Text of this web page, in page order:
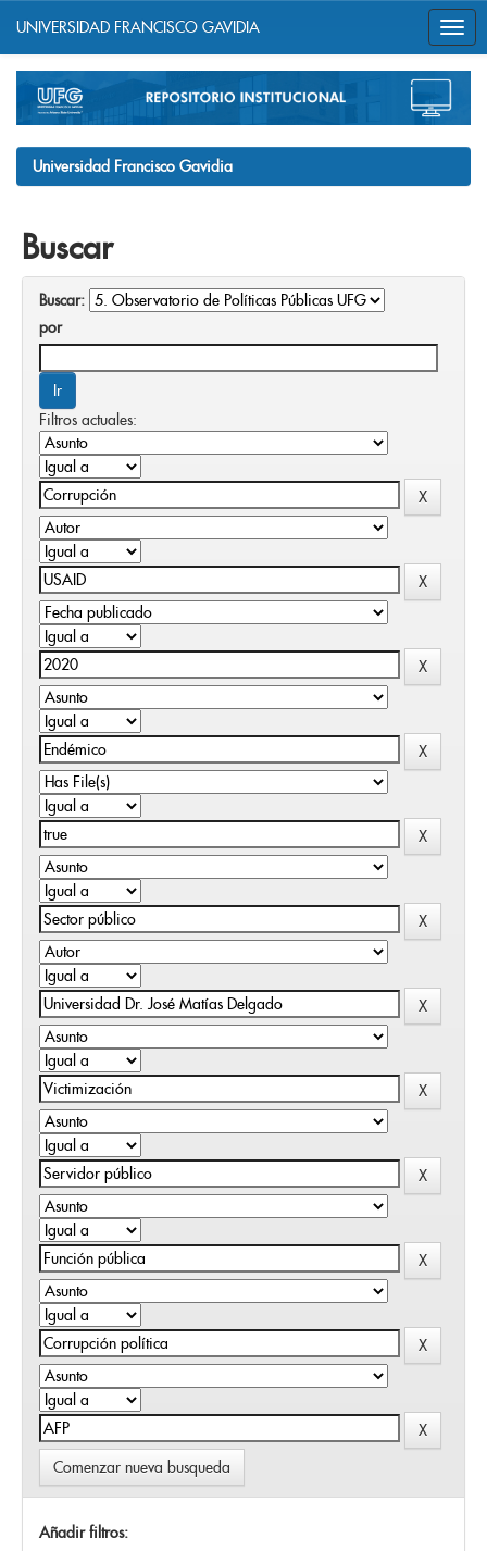
navigation
UNIVERSIDAD FRANCISCO GAVIDIA
Universidad Francisco Gavidia
Buscar
Buscar:
por
Filtros actuales:
Comenzar nueva busqueda
Añadir filtros: